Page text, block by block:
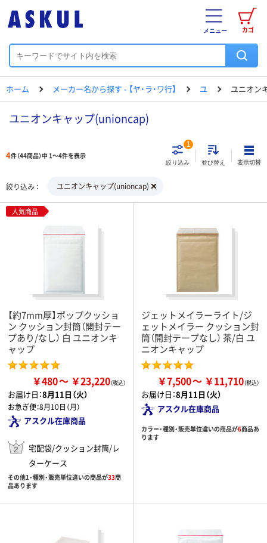
カゴ
メニュー
ホーム メーカー名から探す - 【ヤ・ラ・ワ行】 ユ ユニオン
ユニオンキャップ(unioncap)
4件（44商品）中 1～4件を表示
絞り込み
1
並び替え 表示切替
絞り込み ユニオンキャップ(unioncap)
人気商品
【約7mm厚】ポップクッショ
ン クッション封筒（開封テー
プあり/なし） 白 ユニオンキ
ャップ
￥480 ￥23,220
お届け日：8月11日（火）
お急ぎ便：8月10日（月）
アスクル在庫商品
宅配袋/クッション封筒/レ
ターケース
その他1・種別・販売単位違いの商品が33商
品あります
ジェットメイラーライト/ジ
ェットメイラー クッション封
筒（開封テープなし） 茶/白 ユ
ニオンキャップ
￥7,500 ￥11,710
お届け日：8月11日（火）
アスクル在庫商品
カラー・種別・販売単位違いの商品が6商品あ
ります